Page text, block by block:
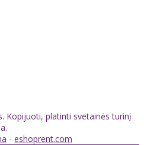
Kopijuoti, platinti svetainės turinį
- eshoprent.com